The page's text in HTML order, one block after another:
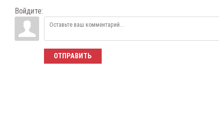
Войдите:
ОТПРАВИТЬ